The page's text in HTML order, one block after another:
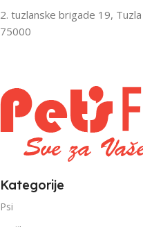
FILTRIRAJ PO TEŽINI
1kg – 3kg
2. tuzlanske brigade 19, Tuzla
75000
Kategorije
Psi